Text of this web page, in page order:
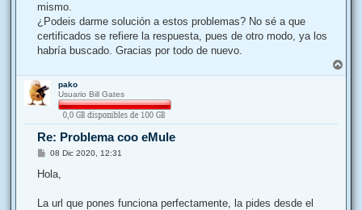
mismo.
¿Podeis darme solución a estos problemas? No sé a que
certificados se refiere la respuesta, pues de otro modo, ya los
habría buscado. Gracias por todo de nuevo.
r
pako
Usuario Bill Gates
Re: Problema coo eMule
M
n
j
08 Dic 2020, 12:31
Hola,
La url que pones funciona perfectamente, la pides desde el